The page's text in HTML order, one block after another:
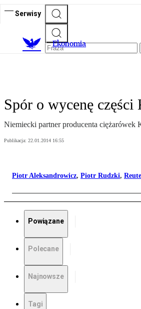
Serwisy
Ekonomia
Spór o wycenę części
Niemiecki partner producenta ciężarówek
Publikacja: 22.01.2014 16:55
Piotr Aleksandrowicz, Piotr Rudzki,
Powiązane
Polecane
Najnowsze
Tagi